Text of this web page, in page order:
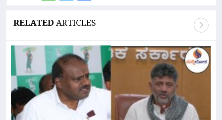
RELATEDARTICLES